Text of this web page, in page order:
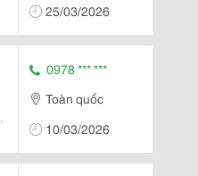
25/03/2026
0978 *** ***
Toàn quốc
10/03/2026